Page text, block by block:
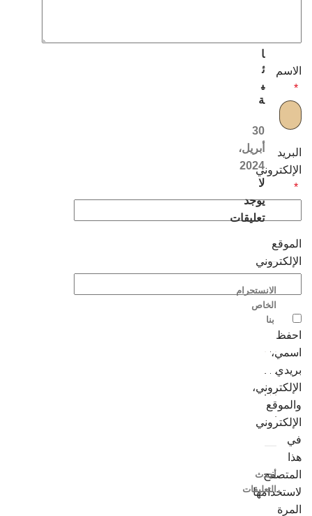
الاسم
*
البريد
الإلكتروني
*
الموقع
الإلكتروني
احفظ
اسمي،
بريدي
الإلكتروني،
والموقع
الإلكتروني
في
هذا
المتصفح
لاستخدامها
المرة
ا
ئ
ي
ة
30
أبريل،
2024
لا
يوجد
تعليقات
الانستجرام
الخاص
بنا
أحدث
التعليقات